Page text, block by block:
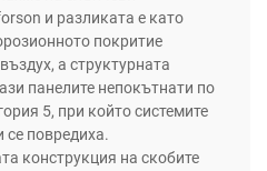
и разликата е като
покритие
а структурната
панелите непокътнати по
5, при който системите
се повредиха.
конструкция на скобите